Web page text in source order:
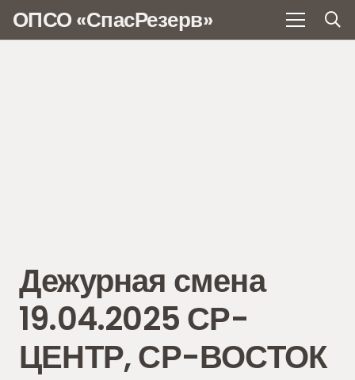
ОПСО «СпасРезерв»
Дежурная смена
19.04.2025 СР-
ЦЕНТР, СР-ВОСТОК